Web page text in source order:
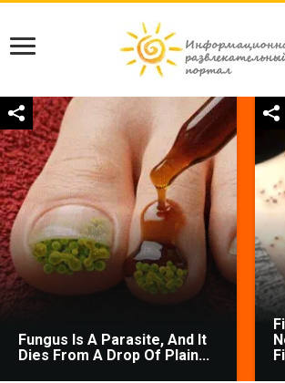
Fungus Is A Parasite, And It
Dies From A Drop Of Plain...